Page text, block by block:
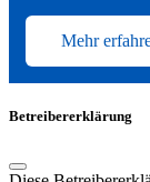
Mehr
Betreibererklärung